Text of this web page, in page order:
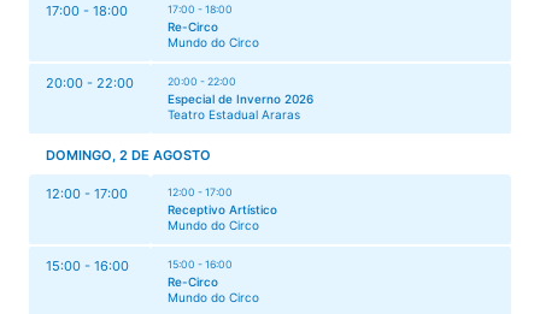
17:00 - 18:00 17:00 - 18:00
Re-Circo
Mundo do Circo
20:00 - 22:00 20:00 - 22:00
Especial de Inverno 2026
Teatro Estadual Araras
DOMINGO, 2 DE AGOSTO
12:00 - 17:00 12:00 - 17:00
Receptivo Artístico
Mundo do Circo
15:00 - 16:00 15:00 - 16:00
Re-Circo
Mundo do Circo